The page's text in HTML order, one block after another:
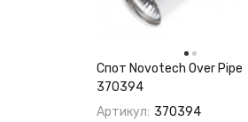
Спот Novotech Over Pipe
370394
Артикул: 370394